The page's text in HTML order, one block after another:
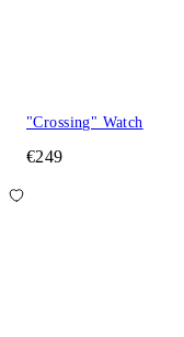
"Crossing" Watch
€249